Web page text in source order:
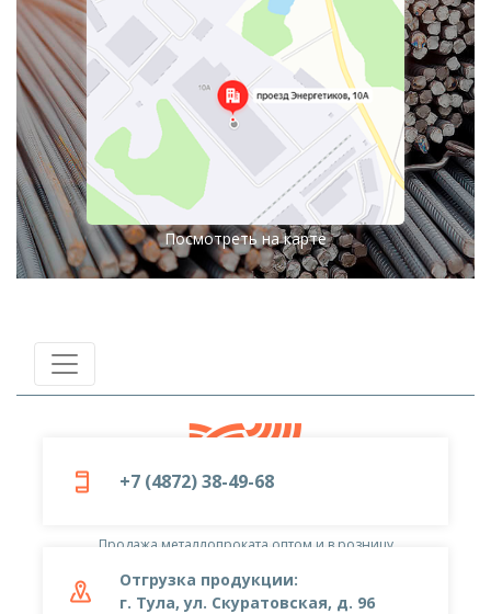
Посмотреть на карте
+7 (4872) 38-49-68
Отгрузка продукции:
г. Тула, ул. Скуратовская, д. 96
Продажа металлопроката оптом и в розницу